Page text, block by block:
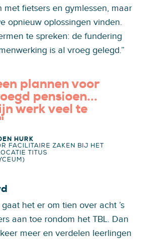
met fietsers en gymlessen, maar
opnieuw oplossingen vinden.
te spreken: de fundering
is al vroeg gelegd.”
plannen voor
pensioen...
werk veel te
HURK
FACILITAIRE ZAKEN BIJ HET
TITUS
het er om tien over acht ’s
aan toe rondom het TBL. Dan
meer en verdelen leerlingen